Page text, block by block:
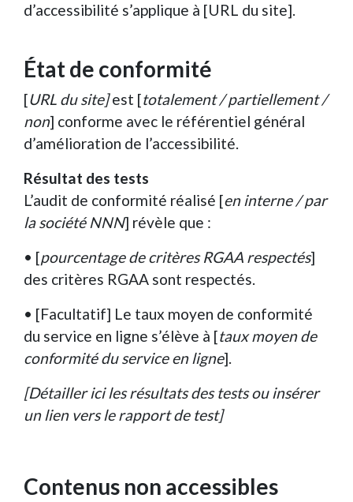
d’accessibilité s’applique à [URL du site].
État de conformité
[URL du site]est [totalement / partiellement /
non] conforme avec le référentiel général
d’amélioration de l’accessibilité.
Résultat des tests
L’audit de conformité réalisé [en interne / par
la société NNN] révèle que :
• [pourcentage de critères RGAA respectés]
des critères RGAA sont respectés.
• [Facultatif] Le taux moyen de conformité
du service en ligne s’élève à [taux moyen de
conformité du service en ligne].
[Détailler ici les résultats des tests ou insérer
un lien vers le rapport de test]
Contenus non accessibles